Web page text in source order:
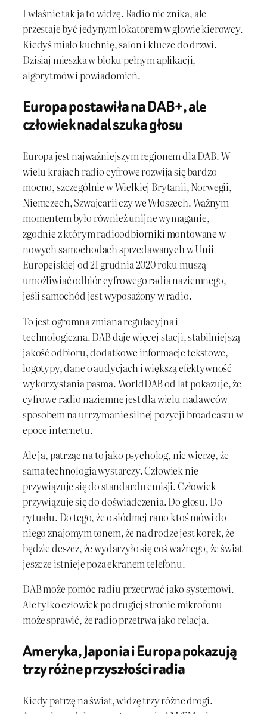
I właśnie tak ja to widzę. Radio nie znika, ale
przestaje być jedynym lokatorem w głowie kierowcy.
Kiedyś miało kuchnię, salon i klucze do drzwi.
Dzisiaj mieszka w bloku pełnym aplikacji,
algorytmów i powiadomień.
Europa postawiła na DAB+, ale
człowiek nadal szuka głosu
Europa jest najważniejszym regionem dla DAB. W
wielu krajach radio cyfrowe rozwija się bardzo
mocno, szczególnie w Wielkiej Brytanii, Norwegii,
Niemczech, Szwajcarii czy we Włoszech. Ważnym
momentem było również unijne wymaganie,
zgodnie z którym radioodbiorniki montowane w
nowych samochodach sprzedawanych w Unii
Europejskiej od 21 grudnia 2020 roku muszą
umożliwiać odbiór cyfrowego radia naziemnego,
jeśli samochód jest wyposażony w radio.
To jest ogromna zmiana regulacyjna i
technologiczna. DAB daje więcej stacji, stabilniejszą
jakość odbioru, dodatkowe informacje tekstowe,
logotypy, dane o audycjach i większą efektywność
wykorzystania pasma. WorldDAB od lat pokazuje, że
cyfrowe radio naziemne jest dla wielu nadawców
sposobem na utrzymanie silnej pozycji broadcastu w
epoce internetu.
Ale ja, patrząc na to jako psycholog, nie wierzę, że
sama technologia wystarczy. Człowiek nie
przywiązuje się do standardu emisji. Człowiek
przywiązuje się do doświadczenia. Do głosu. Do
rytuału. Do tego, że o siódmej rano ktoś mówi do
niego znajomym tonem, że na drodze jest korek, że
będzie deszcz, że wydarzyło się coś ważnego, że świat
jeszcze istnieje poza ekranem telefonu.
DAB może pomóc radiu przetrwać jako systemowi.
Ale tylko człowiek po drugiej stronie mikrofonu
może sprawić, że radio przetrwa jako relacja.
Ameryka, Japonia i Europa pokazują
trzy różne przyszłości radia
Kiedy patrzę na świat, widzę trzy różne drogi.